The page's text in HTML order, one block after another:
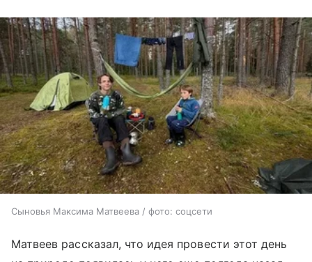
Сыновья Максима Матвеева / фото: соцсети
Матвеев рассказал, что идея провести этот день